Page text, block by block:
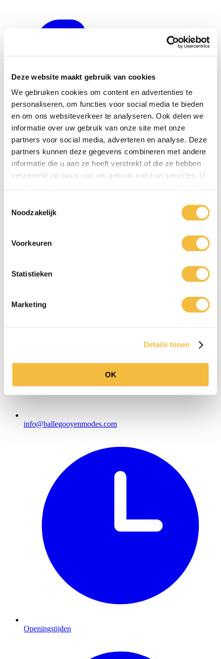
Deze website maakt gebruik van cookies
We gebruiken cookies om content en advertenties te
personaliseren, om functies voor social media te bieden
en om ons websiteverkeer te analyseren. Ook delen we
informatie over uw gebruik van onze site met onze
partners voor social media, adverteren en analyse. Deze
partners kunnen deze gegevens combineren met andere
informatie die u aan ze heeft verstrekt of die ze hebben
verzameld op basis van uw gebruik van hun services. U
Noodzakelijk
Voorkeuren
Statistieken
Marketing
Details tonen
OK
WhatsApp
info@ballegooyenmodes.com
Openingstijden